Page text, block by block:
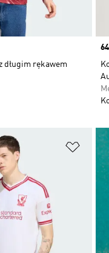
długim rękawem